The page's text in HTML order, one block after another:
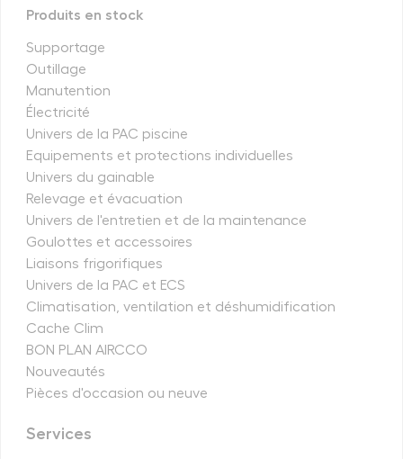
Produits en stock
Supportage
Outillage
Manutention
Électricité
Univers de la PAC piscine
Equipements et protections individuelles
Univers du gainable
Relevage et évacuation
Univers de l'entretien et de la maintenance
Goulottes et accessoires
Liaisons frigorifiques
Univers de la PAC et ECS
Climatisation, ventilation et déshumidification
Cache Clim
BON PLAN AIRCCO
Nouveautés
Pièces d'occasion ou neuve
Services